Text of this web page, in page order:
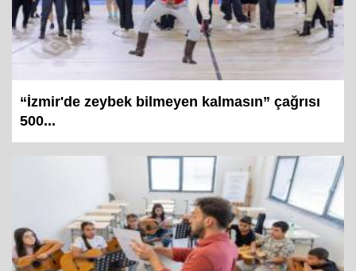
“İzmir'de zeybek bilmeyen kalmasın” çağrısı
500...